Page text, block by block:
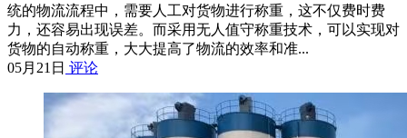
统的物流流程中，需要人工对货物进行称重，这不仅费时费
力，还容易出现误差。而采用无人值守称重技术，可以实现对
货物的自动称重，大大提高了物流的效率和准...
05月21日 评论